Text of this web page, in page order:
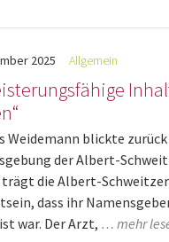
2025 Allgemein
Weidemann blickte zurück
der Albert-
trägt die Albert-
dass ihr
war. Der Arzt, … mehr